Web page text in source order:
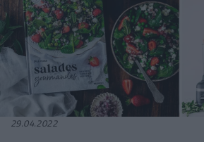
29.04.2022